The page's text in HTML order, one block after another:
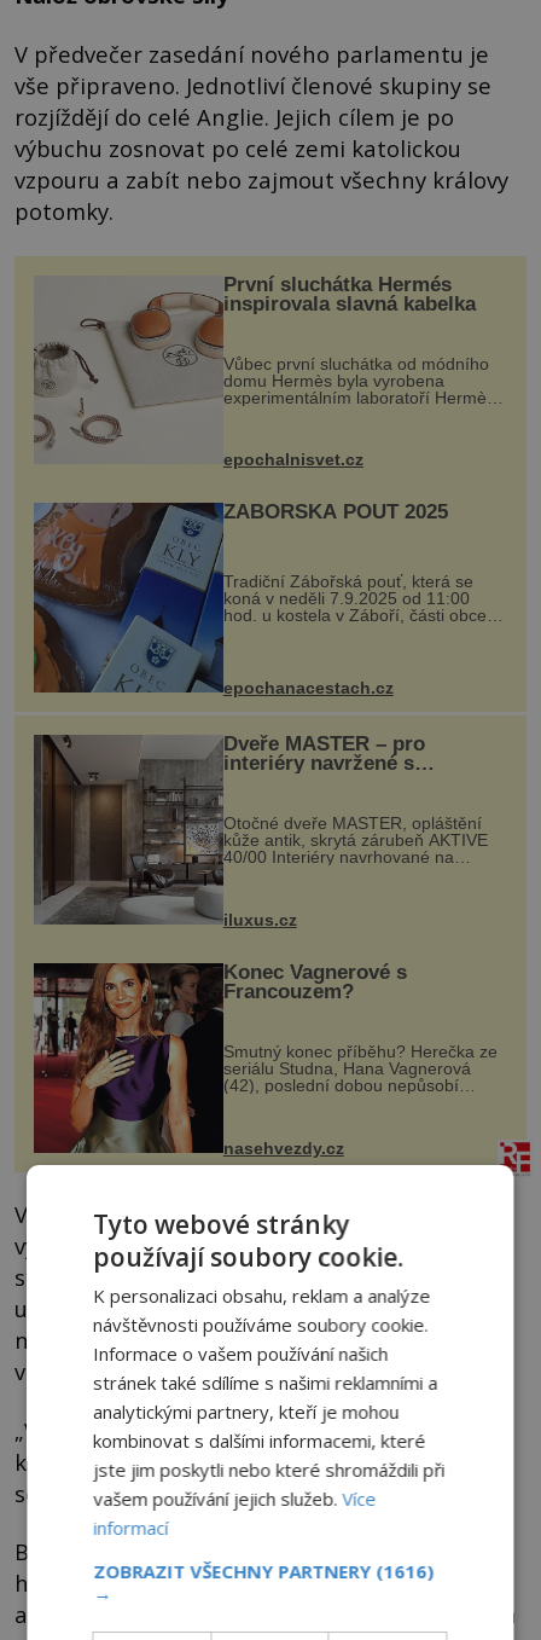
V předvečer zasedání nového parlamentu je
vše připraveno. Jednotliví členové skupiny se
rozjíždějí do celé Anglie. Jejich cílem je po
výbuchu zosnovat po celé zemi katolickou
vzpouru a zabít nebo zajmout všechny královy
potomky.
První sluchátka Hermés
inspirovala slavná kabelka
Vůbec první sluchátka od módního
domu Hermès byla vyrobena
experimentálním laboratoří Hermès
kovový...
epochalnisvet.cz
ZÁBOŘSKÁ POUŤ 2025
Tradiční Zábořská pouť, která se
koná v neděli 7.9.2025 od 11:00
hod. u kostela v Záboří, části obce
Kly u Mělníka. V programu naleznete
komentovanou prohlídku kostela,
epochanacestach.cz
Dveře MASTER – pro
interiéry navržené s
rozumem i vášní!
Otočné dveře MASTER, opláštění
kůže antik, skrytá zárubeň AKTIVE
40/00 Interiéry navrhované na
zakázku často vyžadují atypické
rozměry nejen nábytku, ale i
dnes umož...
iluxus.cz
Konec Vagnerové s
Francouzem?
Smutný konec příběhu? Herečka ze
seriálu Studna, Hana Vagnerová
(42), poslední dobou nepůsobí
nasehvezdy.cz
Ve Westminsteru zůstává jen odborník na
výbušniny Guy Fawkes. Ten sestupuje do
sklepení, aby nastavil a zapálil doutnák a pak
urychleně celé místo opustil. Množství prachu
nechce podcenit, proto ho tam dává mnohem
víc, než je potřeba.
„Výbuch takového množství prachu by zabil
krále, kancléře, všechny důležité biskupy a
soudce.
Bylo by to britské 11. září,“ přirovnává britský
historikDavid Starkey(*1945) prachový
atentát k tragédii z New Yorku v roce 2001. Jen
Tyto webové stránky
používají soubory cookie.
K personalizaci obsahu, reklam a analýze
návštěvnosti používáme soubory cookie.
Informace o vašem používání našich
stránek také sdílíme s našimi reklamními a
analytickými partnery, kteří je mohou
kombinovat s dalšími informacemi, které
jste jim poskytli nebo které shromáždili při
vašem používání jejich služeb.Více
informací
ZOBRAZIT VŠECHNY PARTNERY (1616)
→